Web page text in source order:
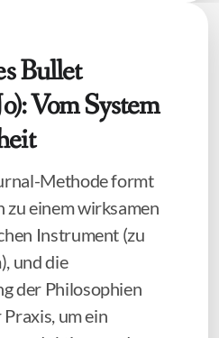
Bullet
Vom System
Methode formt
zu einem wirksamen
Instrument (zu
und die
der Philosophien
um ein